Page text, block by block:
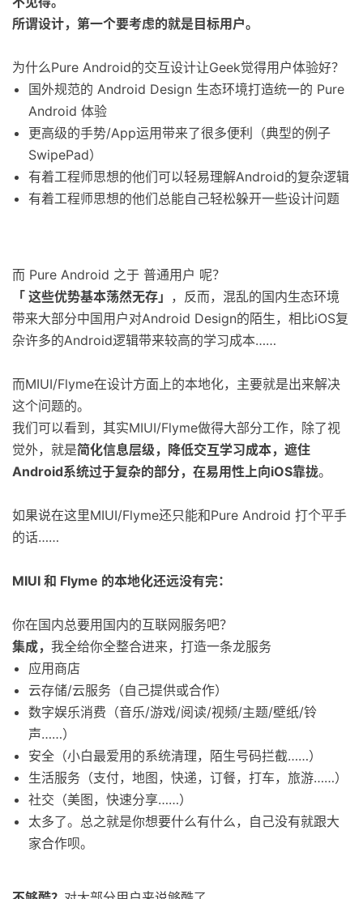
所谓设计，第一个要考虑的就是目标用户。
为什么Pure Android的交互设计让Geek觉得用户体验好？
国外规范的 Android Design 生态环境打造统一的 Pure
Android 体验
更高级的手势/App运用带来了很多便利（典型的例子
SwipePad）
有着工程师思想的他们可以轻易理解Android的复杂逻辑
有着工程师思想的他们总能自己轻松躲开一些设计问题
而 Pure Android 之于 普通用户 呢？
「 这些优势基本荡然无存」 ，反而，混乱的国内生态环境
带来大部分中国用户对Android Design的陌生，相比iOS复
杂许多的Android逻辑带来较高的学习成本……
而MIUI/Flyme在设计方面上的本地化，主要就是出来解决
这个问题的。
我们可以看到，其实MIUI/Flyme做得大部分工作，除了视
觉外，就是简化信息层级，降低交互学习成本，遮住
Android系统过于复杂的部分，在易用性上向iOS靠拢。
如果说在这里MIUI/Flyme还只能和Pure Android 打个平手
的话……
MIUI 和 Flyme 的本地化还远没有完：
你在国内总要用国内的互联网服务吧？
集成， 我全给你全整合进来，打造一条龙服务
应用商店
云存储/云服务（自己提供或合作）
数字娱乐消费（音乐/游戏/阅读/视频/主题/壁纸/铃
声……）
安全（小白最爱用的系统清理，陌生号码拦截……）
生活服务（支付，地图，快递，订餐，打车，旅游……）
社交（美图，快速分享……）
太多了。总之就是你想要什么有什么，自己没有就跟大
家合作呗。